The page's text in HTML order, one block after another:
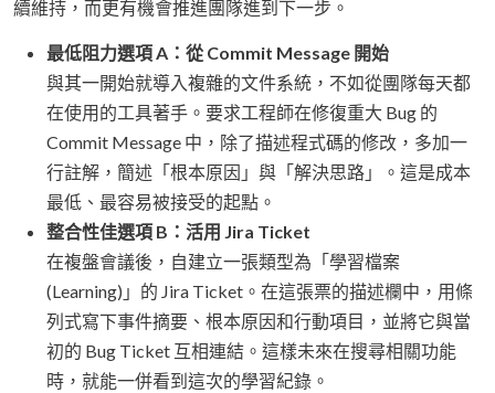
續維持，而更有機會推進團隊進到下一步。
最低阻力選項 A：從 Commit Message 開始
與其一開始就導入複雜的文件系統，不如從團隊每天都
在使用的工具著手。要求工程師在修復重大 Bug 的
Commit Message 中，除了描述程式碼的修改，多加一
行註解，簡述「根本原因」與「解決思路」。這是成本
最低、最容易被接受的起點。
整合性佳選項 B：活用 Jira Ticket
在複盤會議後，自建立一張類型為「學習檔案
(Learning)」的 Jira Ticket。在這張票的描述欄中，用條
列式寫下事件摘要、根本原因和行動項目，並將它與當
初的 Bug Ticket 互相連結。這樣未來在搜尋相關功能
時，就能一併看到這次的學習紀錄。